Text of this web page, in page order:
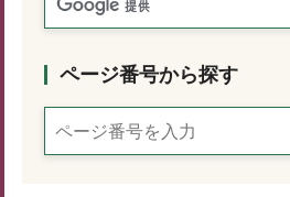
ページ番号から探す